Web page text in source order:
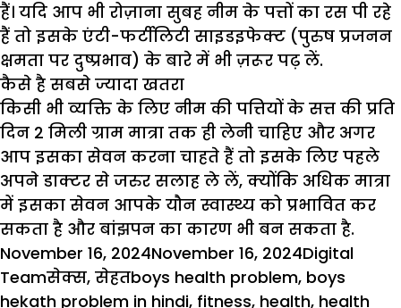
हैं। यदि आप भी रोज़ाना सुबह नीम के पत्तों का रस पी रहे
हैं तो इसके एंटी-फर्टीलिटी साइडइफेक्ट (पुरुष प्रजनन
क्षमता पर दुष्प्रभाव) के बारे में भी ज़रूर पढ़ लें.
कैसे है सबसे ज्यादा खतरा
किसी भी व्यक्ति के लिए नीम की पत्तियों के सत्त की प्रति
दिन 2 मिली ग्राम मात्रा तक ही लेनी चाहिए और अगर
आप इसका सेवन करना चाहते हैं तो इसके लिए पहले
अपने डाक्टर से जरुर सलाह ले लें, क्योंकि अधिक मात्रा
में इसका सेवन आपके यौन स्वास्थ्य को प्रभावित कर
सकता है और बांझपन का कारण भी बन सकता है.
Posted
on
November 16, 2024November 16, 2024Author
Digital
TeamCategories
सेक्स, सेहतTags
boys health problem, boys
hekath problem in hindi, fitness, health, health